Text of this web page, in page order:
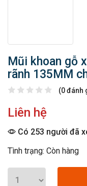
Mũi khoan gỗ
rãnh 135MM
(0 đánh
Liên hệ
Có 253 người đã
Tình trạng: Còn hàng